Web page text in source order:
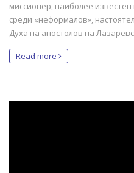
миссионер, наиболее
среди «неформалов»,
Духа на апостолов на
Read more